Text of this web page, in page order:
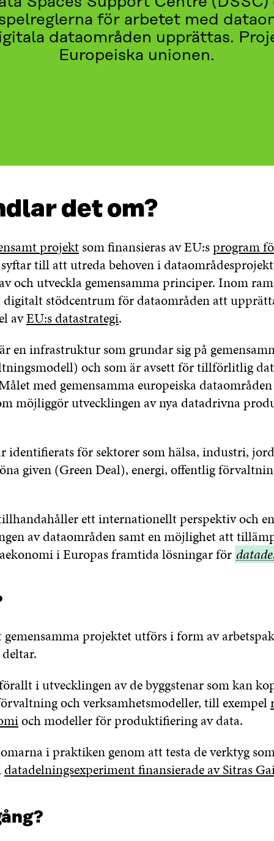
för arbetet med
dataområden upprättas.
Europeiska unionen.
det om?
projektsom finansieras av EU:sprogram
till att utreda behoven i
och utveckla gemensamma principer. Inom
digitalt stödcentrum för dataområden att
avEU:s datastrategi.
är en infrastruktur som grundar sig på
och som är avsett för tillförlitlig
med gemensamma europeiska
möjliggör utvecklingen av nya datadrivna
identifierats för sektorer som hälsa, industri,
given (Green Deal), energi, offentlig
ett internationellt perspektiv och
av dataområden samt en möjlighet att
i Europas framtida lösningar för
projektet utförs i form av
i utvecklingen av de byggstenar som kan
och verksamhetsmodeller, till exempel
och modeller för produktifiering av data.
i praktiken genom att testa de verktyg
datadelningsexperiment finansierade av Sitras